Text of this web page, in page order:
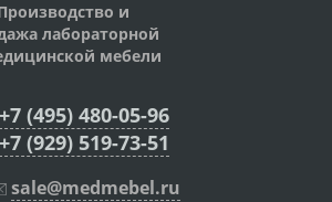
и
лабораторной
мебели
+7 (495) 480-05-96
+7 (929) 519-73-51
sale@medmebel.ru